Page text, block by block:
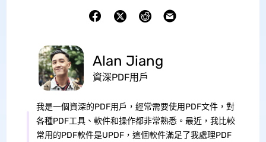
Alan Jiang
資深PDF用戶
我是一個資深的PDF用戶，經常需要使用PDF文件，對
各種PDF工具、軟件和操作都非常熟悉。最近，我比較
常用的PDF軟件是UPDF，這個軟件滿足了我處理PDF